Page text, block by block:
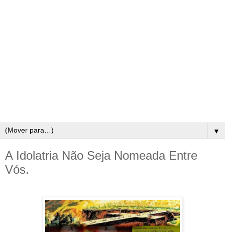
▼
A Idolatria Não Seja Nomeada Entre
Vós.